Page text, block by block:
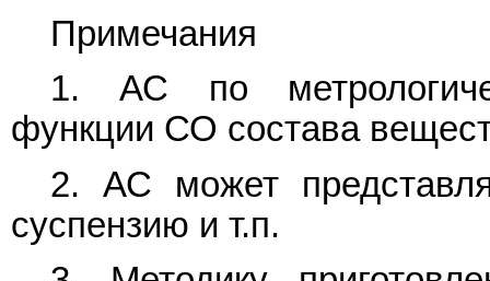
Примечания
1. АС по
функции СО состава
2. АС может
суспензию и т.п.